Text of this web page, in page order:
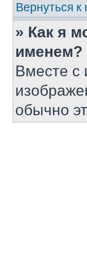
Вернуться к
» Как я
именем?
Вместе с
обычно